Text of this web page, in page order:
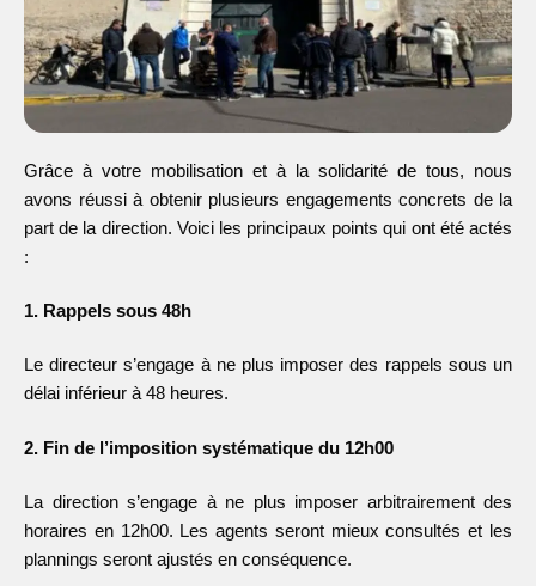
Grâce à votre mobilisation et à la solidarité de tous, nous
avons réussi à obtenir plusieurs engagements concrets de la
part de la direction. Voici les principaux points qui ont été actés
:
1. Rappels sous 48h
Le directeur s’engage à ne plus imposer des rappels sous un
délai inférieur à 48 heures.
2. Fin de l’imposition systématique du 12h00
La direction s’engage à ne plus imposer arbitrairement des
horaires en 12h00. Les agents seront mieux consultés et les
plannings seront ajustés en conséquence.